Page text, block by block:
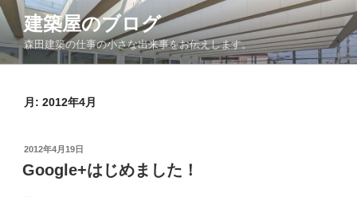
コ
ン
テ
ン
建築屋のブログ
森田建築の仕事の小さな出来事をお伝えします。
月: 2012年4月
投
稿
日:
2012年4月19日
Google+はじめました！